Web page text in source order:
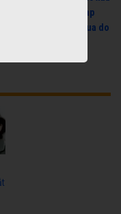
sua nap
thu mua do